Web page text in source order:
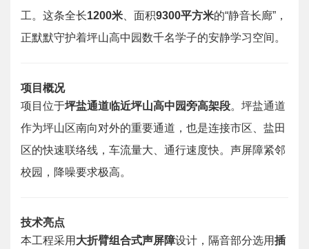
工。这条全长1200米 、面积9300平方米的“静音长廊”，
正默默守护着坪山高中园数千名学子的安静学习空间。
项目概况
项目位于坪盐通道临近坪山高中园旁高架段。坪盐通道
作为坪山区南向对外的重要通道，也是连接市区、盐田
区的快速联络线，车流量大、通行速度快。声屏障紧邻
校园，降噪要求极高。
技术亮点
本工程采用 大折臂组合式声屏障设计，隔音部分选用插